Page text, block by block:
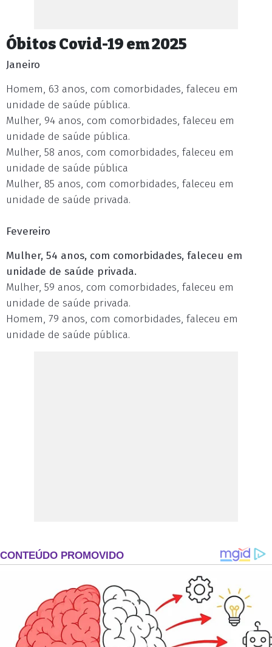
Óbitos Covid-19 em 2025
Janeiro
Homem, 63 anos, com comorbidades, faleceu em
unidade de saúde pública.
Mulher, 94 anos, com comorbidades, faleceu em
unidade de saúde pública.
Mulher, 58 anos, com comorbidades, faleceu em
unidade de saúde pública
Mulher, 85 anos, com comorbidades, faleceu em
unidade de saúde privada.
Fevereiro
Mulher, 54 anos, com comorbidades, faleceu em
unidade de saúde privada.
Mulher, 59 anos, com comorbidades, faleceu em
unidade de saúde privada.
Homem, 79 anos, com comorbidades, faleceu em
unidade de saúde pública.